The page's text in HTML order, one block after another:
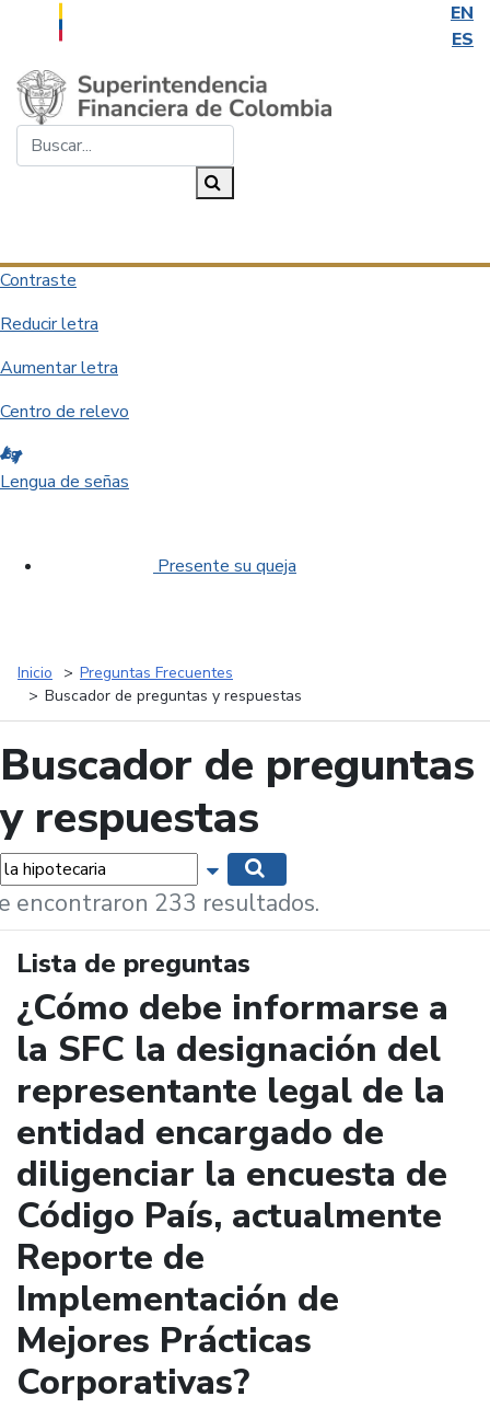
EN
ES
Saltar al contenido principal
Contraste
Reducir letra
Aumentar letra
Centro de relevo
Lengua de señas
Presente su queja
Inicio
Preguntas Frecuentes
Buscador de preguntas y respuestas
Buscador de preguntas
y respuestas
Mostrar opciones de búsqueda
encontraron 233 resultados.
Lista de preguntas
¿Cómo debe informarse a
la SFC la designación del
representante legal de la
entidad encargado de
diligenciar la encuesta de
Código País, actualmente
Reporte de
Implementación de
Mejores Prácticas
Corporativas?